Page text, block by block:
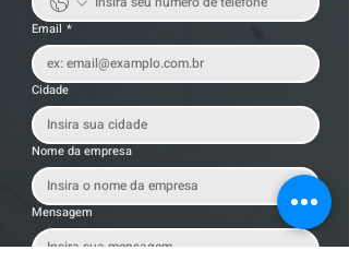
Email *
Cidade
Nome da empresa
Mensagem